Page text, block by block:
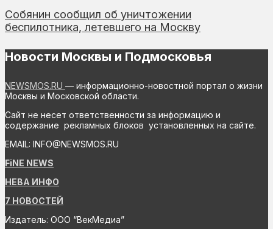
Собянин сообщил об уничтожении
беспилотника, летевшего на Москву
Новости Москвы и Подмосковья
NEWSMOS.RU — информационно-новостной портал о жизни
Москвы и Московской области.
Сайт не несет ответственности за информацию и
содержание рекламных блоков установленных на сайте.
EMAIL: INFO@NEWSMOS.RU
FiNE NEWS
НЕВА ИНФО
7 НОВОСТЕЙ
Издатель: ООО “ВекМедиа”